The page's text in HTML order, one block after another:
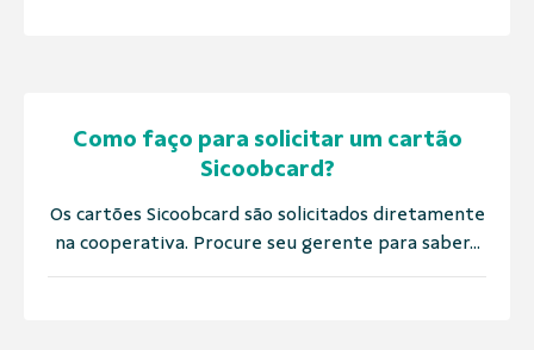
Como faço para solicitar um cartão
Sicoobcard?
Os cartões Sicoobcard são solicitados diretamente
na cooperativa. Procure seu gerente para saber...